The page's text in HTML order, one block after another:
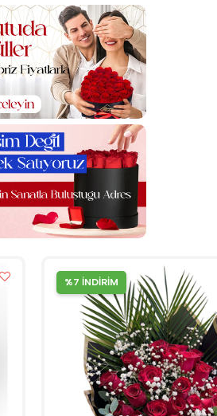
%7 İNDİRİM